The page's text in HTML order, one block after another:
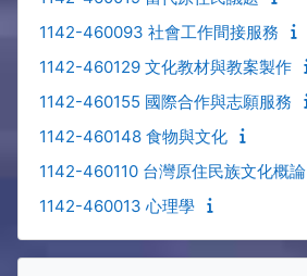
1142-460093 社會工作間接服務
1142-460129 文化教材與教案製作
1142-460155 國際合作與志願服務
1142-460148 食物與文化
1142-460110 台灣原住民族文化概論
1142-460013 心理學
Blocks
Skip 導覽